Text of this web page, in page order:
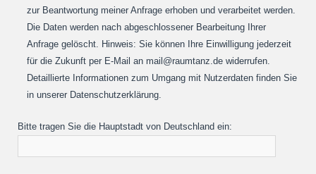
zur Beantwortung meiner Anfrage erhoben und verarbeitet werden.
Die Daten werden nach abgeschlossener Bearbeitung Ihrer
Anfrage gelöscht. Hinweis: Sie können Ihre Einwilligung jederzeit
für die Zukunft per E-Mail an mail@raumtanz.de widerrufen.
Detaillierte Informationen zum Umgang mit Nutzerdaten finden Sie
in unserer Datenschutzerklärung.
Bitte tragen Sie die Hauptstadt von Deutschland ein: